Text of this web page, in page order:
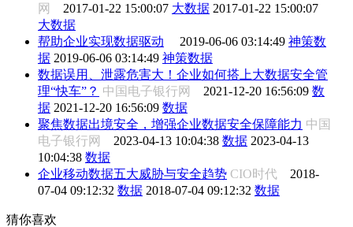
网 2017-01-22 15:00:07 大数据 2017-01-22 15:00:07
大数据
帮助企业实现数据驱动
2019-06-06 03:14:49 神策数
据 2019-06-06 03:14:49 神策数据
数据误用、泄露危害大！企业如何搭上大数据安全管
理“快车”？ 中国电子银行网 2021-12-20 16:56:09 数
据 2021-12-20 16:56:09 数据
聚焦数据出境安全，增强企业数据安全保障能力 中国
电子银行网 2023-04-13 10:04:38 数据 2023-04-13
10:04:38 数据
企业移动数据五大威胁与安全趋势 CIO时代 2018-
07-04 09:12:32 数据 2018-07-04 09:12:32 数据
猜你喜欢